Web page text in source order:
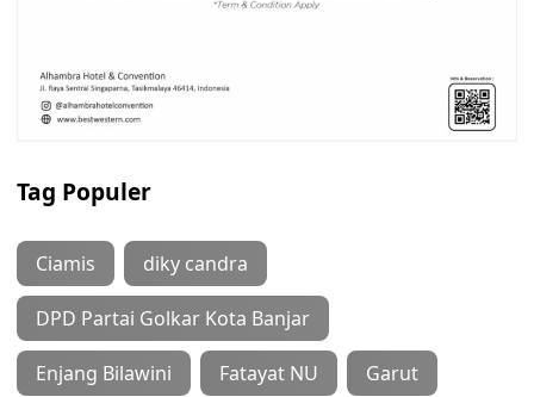
Tag Populer
Ciamis diky candra
DPD Partai Golkar Kota Banjar
Enjang Bilawini Fatayat NU Garut